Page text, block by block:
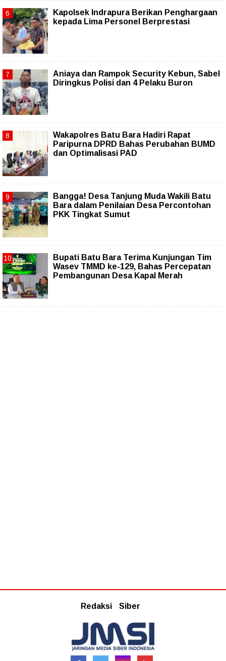
Kapolsek Indrapura Berikan Penghargaan
kepada Lima Personel Berprestasi
Aniaya dan Rampok Security Kebun, Sabel
Diringkus Polisi dan 4 Pelaku Buron
Wakapolres Batu Bara Hadiri Rapat
Paripurna DPRD Bahas Perubahan BUMD
dan Optimalisasi PAD
Bangga! Desa Tanjung Muda Wakili Batu
Bara dalam Penilaian Desa Percontohan
PKK Tingkat Sumut
Bupati Batu Bara Terima Kunjungan Tim
Wasev TMMD ke-129, Bahas Percepatan
Pembangunan Desa Kapal Merah
Redaksi Siber